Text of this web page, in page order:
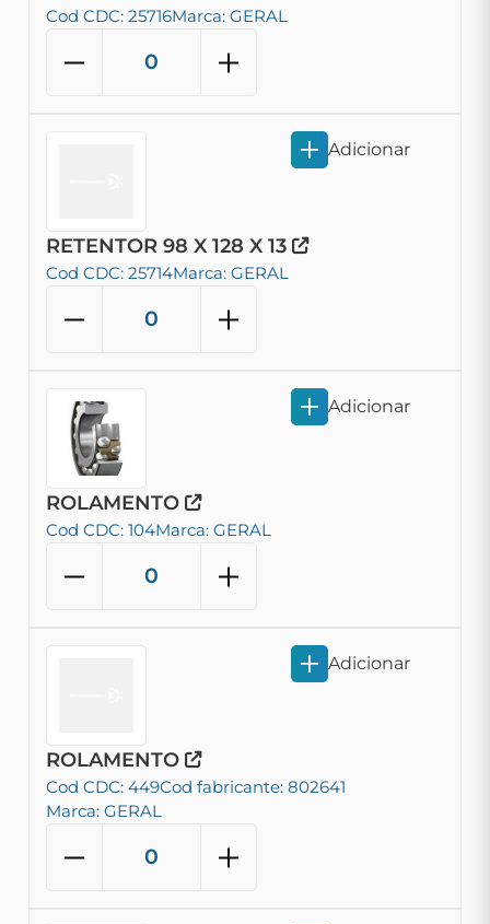
Cod CDC: 25716Marca: GERAL
RETENTOR 98 X 128 X 13
Cod CDC: 25714Marca: GERAL
Adicionar
ROLAMENTO
Cod CDC: 104Marca: GERAL
Adicionar
ROLAMENTO
Cod CDC: 449Cod fabricante: 802641
Marca: GERAL
Adicionar